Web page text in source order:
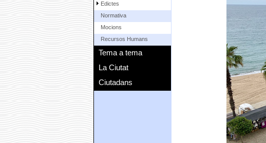
Edictes
Normativa
Mocions
Recursos Humans
Tema a tema
La Ciutat
Ciutadans